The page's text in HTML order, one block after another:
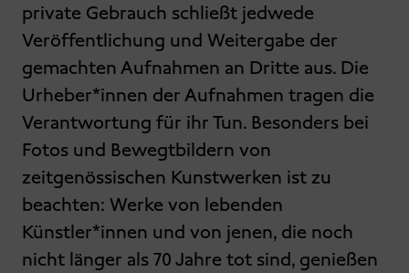
private Gebrauch schließt jedwede
Veröffentlichung und Weitergabe der
gemachten Aufnahmen an Dritte aus. Die
Urheber*innen der Aufnahmen tragen die
Verantwortung für ihr Tun. Besonders bei
Fotos und Bewegtbildern von
zeitgenössischen Kunstwerken ist zu
beachten: Werke von lebenden
Künstler*innen und von jenen, die noch
nicht länger als 70 Jahre tot sind, genießen